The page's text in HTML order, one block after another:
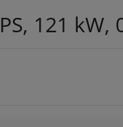
121